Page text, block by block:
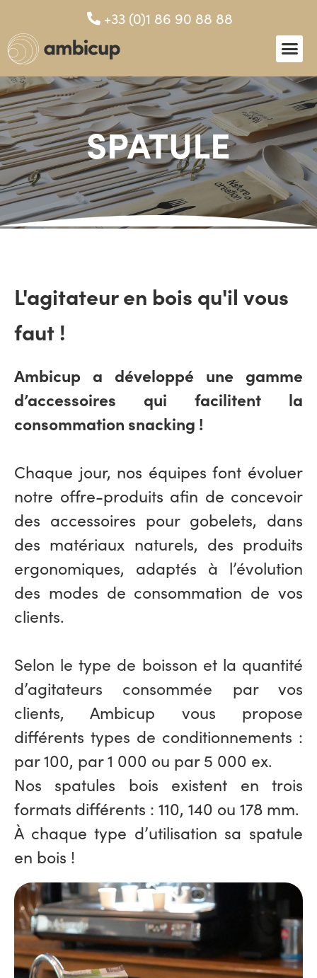
+33 (0)1 86 90 88 88
SPATULE
L'agitateur en bois qu'il vous
faut !
Ambicup a développé une gamme
d’accessoires qui facilitent la
consommation snacking !
Chaque jour, nos équipes font évoluer
notre offre-produits afin de concevoir
des accessoires pour gobelets, dans
des matériaux naturels, des produits
ergonomiques, adaptés à l’évolution
des modes de consommation de vos
clients.
Selon le type de boisson et la quantité
d’agitateurs consommée par vos
clients, Ambicup vous propose
différents types de conditionnements :
par 100, par 1 000 ou par 5 000 ex.
Nos spatules bois existent en trois
formats différents : 110, 140 ou 178 mm.
À chaque type d’utilisation sa spatule
en bois !